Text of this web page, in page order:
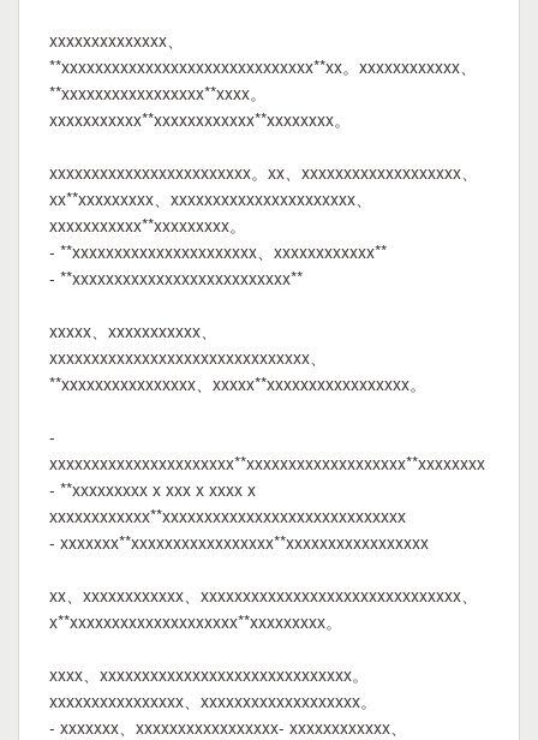
xxxxxxxxxxxxxx、
**xxxxxxxxxxxxxxxxxxxxxxxxxxxxxx**xx。xxxxxxxxxxxx、
**xxxxxxxxxxxxxxxxx**xxxx。
xxxxxxxxxxx**xxxxxxxxxxxx**xxxxxxxx。
xxxxxxxxxxxxxxxxxxxxxxxx。xx、xxxxxxxxxxxxxxxxxxx、
xx**xxxxxxxxx、xxxxxxxxxxxxxxxxxxxxxx、
xxxxxxxxxxx**xxxxxxxxx。
- **xxxxxxxxxxxxxxxxxxxxxx、xxxxxxxxxxxx**
- **xxxxxxxxxxxxxxxxxxxxxxxxxx**
xxxxx、xxxxxxxxxxx、
xxxxxxxxxxxxxxxxxxxxxxxxxxxxxxx、
**xxxxxxxxxxxxxxxx、xxxxx**xxxxxxxxxxxxxxxxx。
-
xxxxxxxxxxxxxxxxxxxxxx**xxxxxxxxxxxxxxxxxxx**xxxxxxxx
- **xxxxxxxxx x xxx x xxxx x
xxxxxxxxxxxx**xxxxxxxxxxxxxxxxxxxxxxxxxxxxx
- xxxxxxx**xxxxxxxxxxxxxxxxx**xxxxxxxxxxxxxxxxx
xx、xxxxxxxxxxxx、xxxxxxxxxxxxxxxxxxxxxxxxxxxxxxx、
x**xxxxxxxxxxxxxxxxxxxx**xxxxxxxxx。
xxxx、xxxxxxxxxxxxxxxxxxxxxxxxxxxxxx。
xxxxxxxxxxxxxxxx、xxxxxxxxxxxxxxxxxxx。
- xxxxxxx、xxxxxxxxxxxxxxxxx- xxxxxxxxxxxx、